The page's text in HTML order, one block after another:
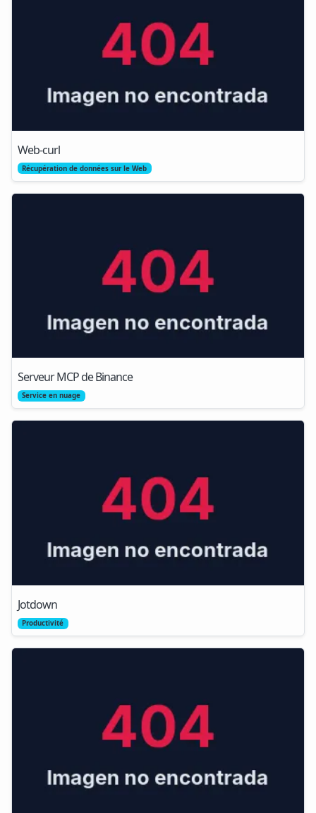
Web-curl
Récupération de données sur le Web
Serveur MCP de Binance
Service en nuage
Jotdown
Productivité